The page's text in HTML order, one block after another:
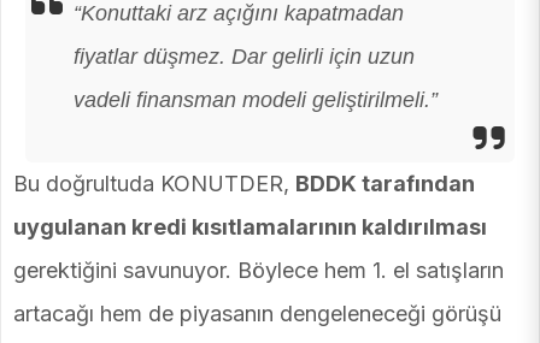
“Konuttaki arz açığını kapatmadan
fiyatlar düşmez. Dar gelirli için uzun
vadeli finansman modeli geliştirilmeli.”
Bu doğrultuda KONUTDER, BDDK tarafından
uygulanan kredi kısıtlamalarının kaldırılması
gerektiğini savunuyor. Böylece hem 1. el satışların
artacağı hem de piyasanın dengeleneceği görüşü